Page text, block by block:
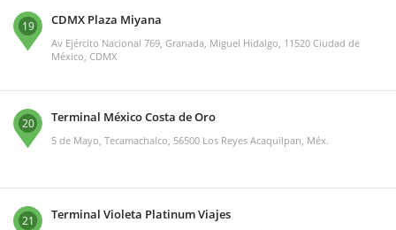
19 CDMX Plaza Miyana
Av Ejército Nacional 769, Granada, Miguel Hidalgo, 11520 Ciudad de
México, CDMX
20 Terminal México Costa de Oro
5 de Mayo, Tecamachalco, 56500 Los Reyes Acaquilpan, Méx.
21 Terminal Violeta Platinum Viajes